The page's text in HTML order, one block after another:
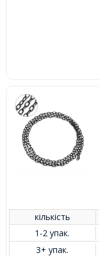
кількість
1-2 упак.
3+ упак.